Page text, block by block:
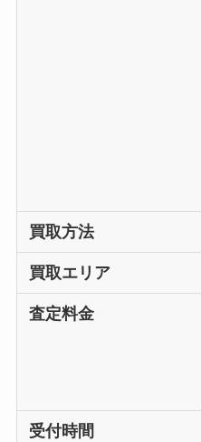
買取方法
買取エリア
査定料金
受付時間